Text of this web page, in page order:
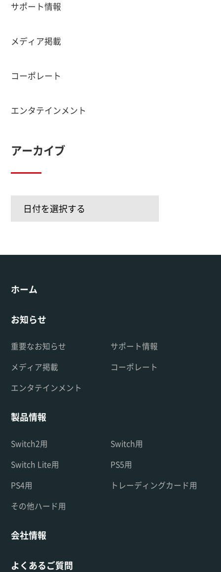
サポート情報
メディア掲載
コーポレート
エンタテインメント
アーカイブ
ホーム
お知らせ
重要なお知らせ
サポート情報
メディア掲載
コーポレート
エンタテインメント
製品情報
Switch2用
Switch用
Switch Lite用
PS5用
PS4用
トレーディングカード用
その他ハード用
会社情報
よくあるご質問